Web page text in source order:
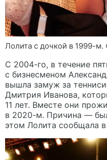
Лолита с дочкой в 1999-м.
С 2004-го, в течение
с бизнесменом
вышла замуж за
Дмитрия Иванова,
11 лет. Вместе они
в 2020-м. Причина —
этом Лолита сообщала